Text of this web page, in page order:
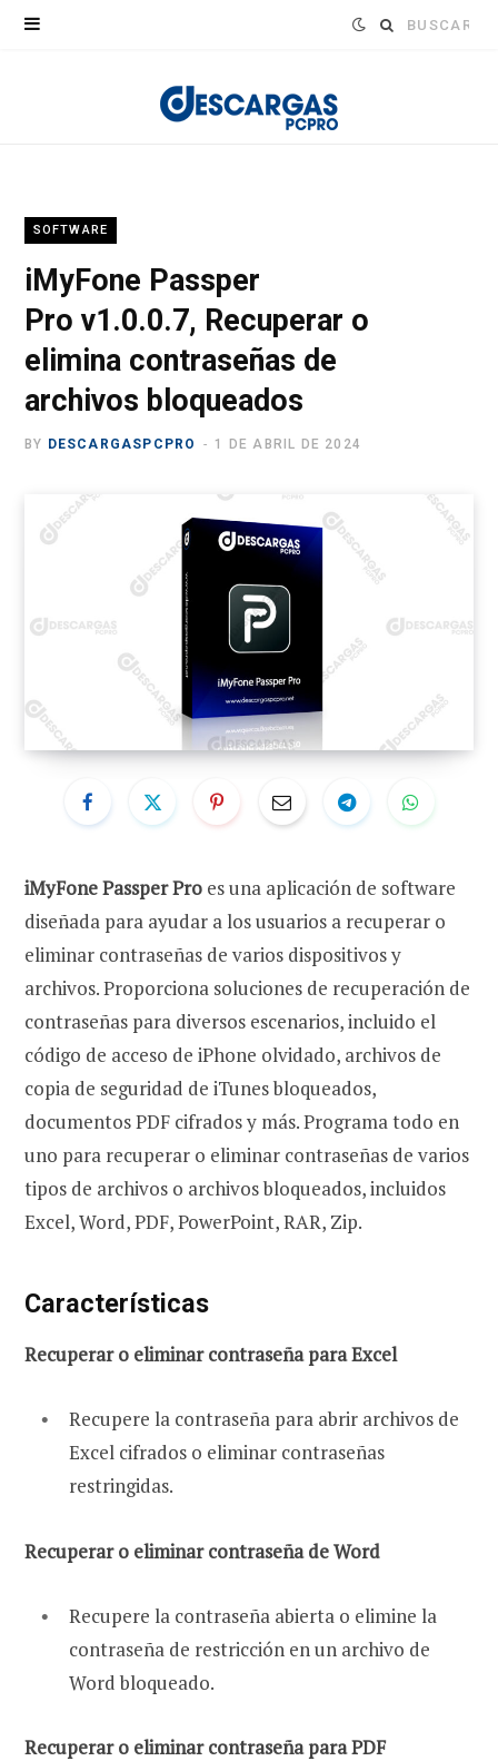
Buscar:
SOFTWARE
iMyFone Passper
Pro v1.0.0.7, Recuperar o
elimina contraseñas de
archivos bloqueados
BY DESCARGASPCPRO 1 DE ABRIL DE 2024
iMyFone Passper Pro es una aplicación de software
diseñada para ayudar a los usuarios a recuperar o
eliminar contraseñas de varios dispositivos y
archivos. Proporciona soluciones de recuperación de
contraseñas para diversos escenarios, incluido el
código de acceso de iPhone olvidado, archivos de
copia de seguridad de iTunes bloqueados,
documentos PDF cifrados y más. Programa todo en
uno para recuperar o eliminar contraseñas de varios
tipos de archivos o archivos bloqueados, incluidos
Excel, Word, PDF, PowerPoint, RAR, Zip.
Características
Recuperar o eliminar contraseña para Excel
Recupere la contraseña para abrir archivos de
Excel cifrados o eliminar contraseñas
restringidas.
Recuperar o eliminar contraseña de Word
Recupere la contraseña abierta o elimine la
contraseña de restricción en un archivo de
Word bloqueado.
Recuperar o eliminar contraseña para PDF